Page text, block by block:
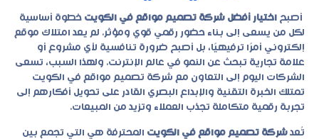
أصبح اختيار أفضل شركة تصميم مواقع في الكويت خطوة أساسية
لكل من يسعى إلى بناء حضور رقمي قوي ومؤثر. لم يعد امتلاك موقع
إلكتروني أمرًا ترفيهيًا، بل أصبح ضرورة تنافسية لأي مشروع أو
علامة تجارية تبحث عن النمو في عالم الإنترنت. ولهذا السبب، تسعى
الشركات اليوم إلى التعاون مع شركة تصميم مواقع في الكويت
تمتلك الخبرة التقنية والإبداع البصري القادر على تحويل أفكارهم إلى
تجربة رقمية متكاملة تجذب العملاء وتزيد من المبيعات.
تُعد شركة تصميم مواقع في الكويت المحترفة هي التي تجمع بين